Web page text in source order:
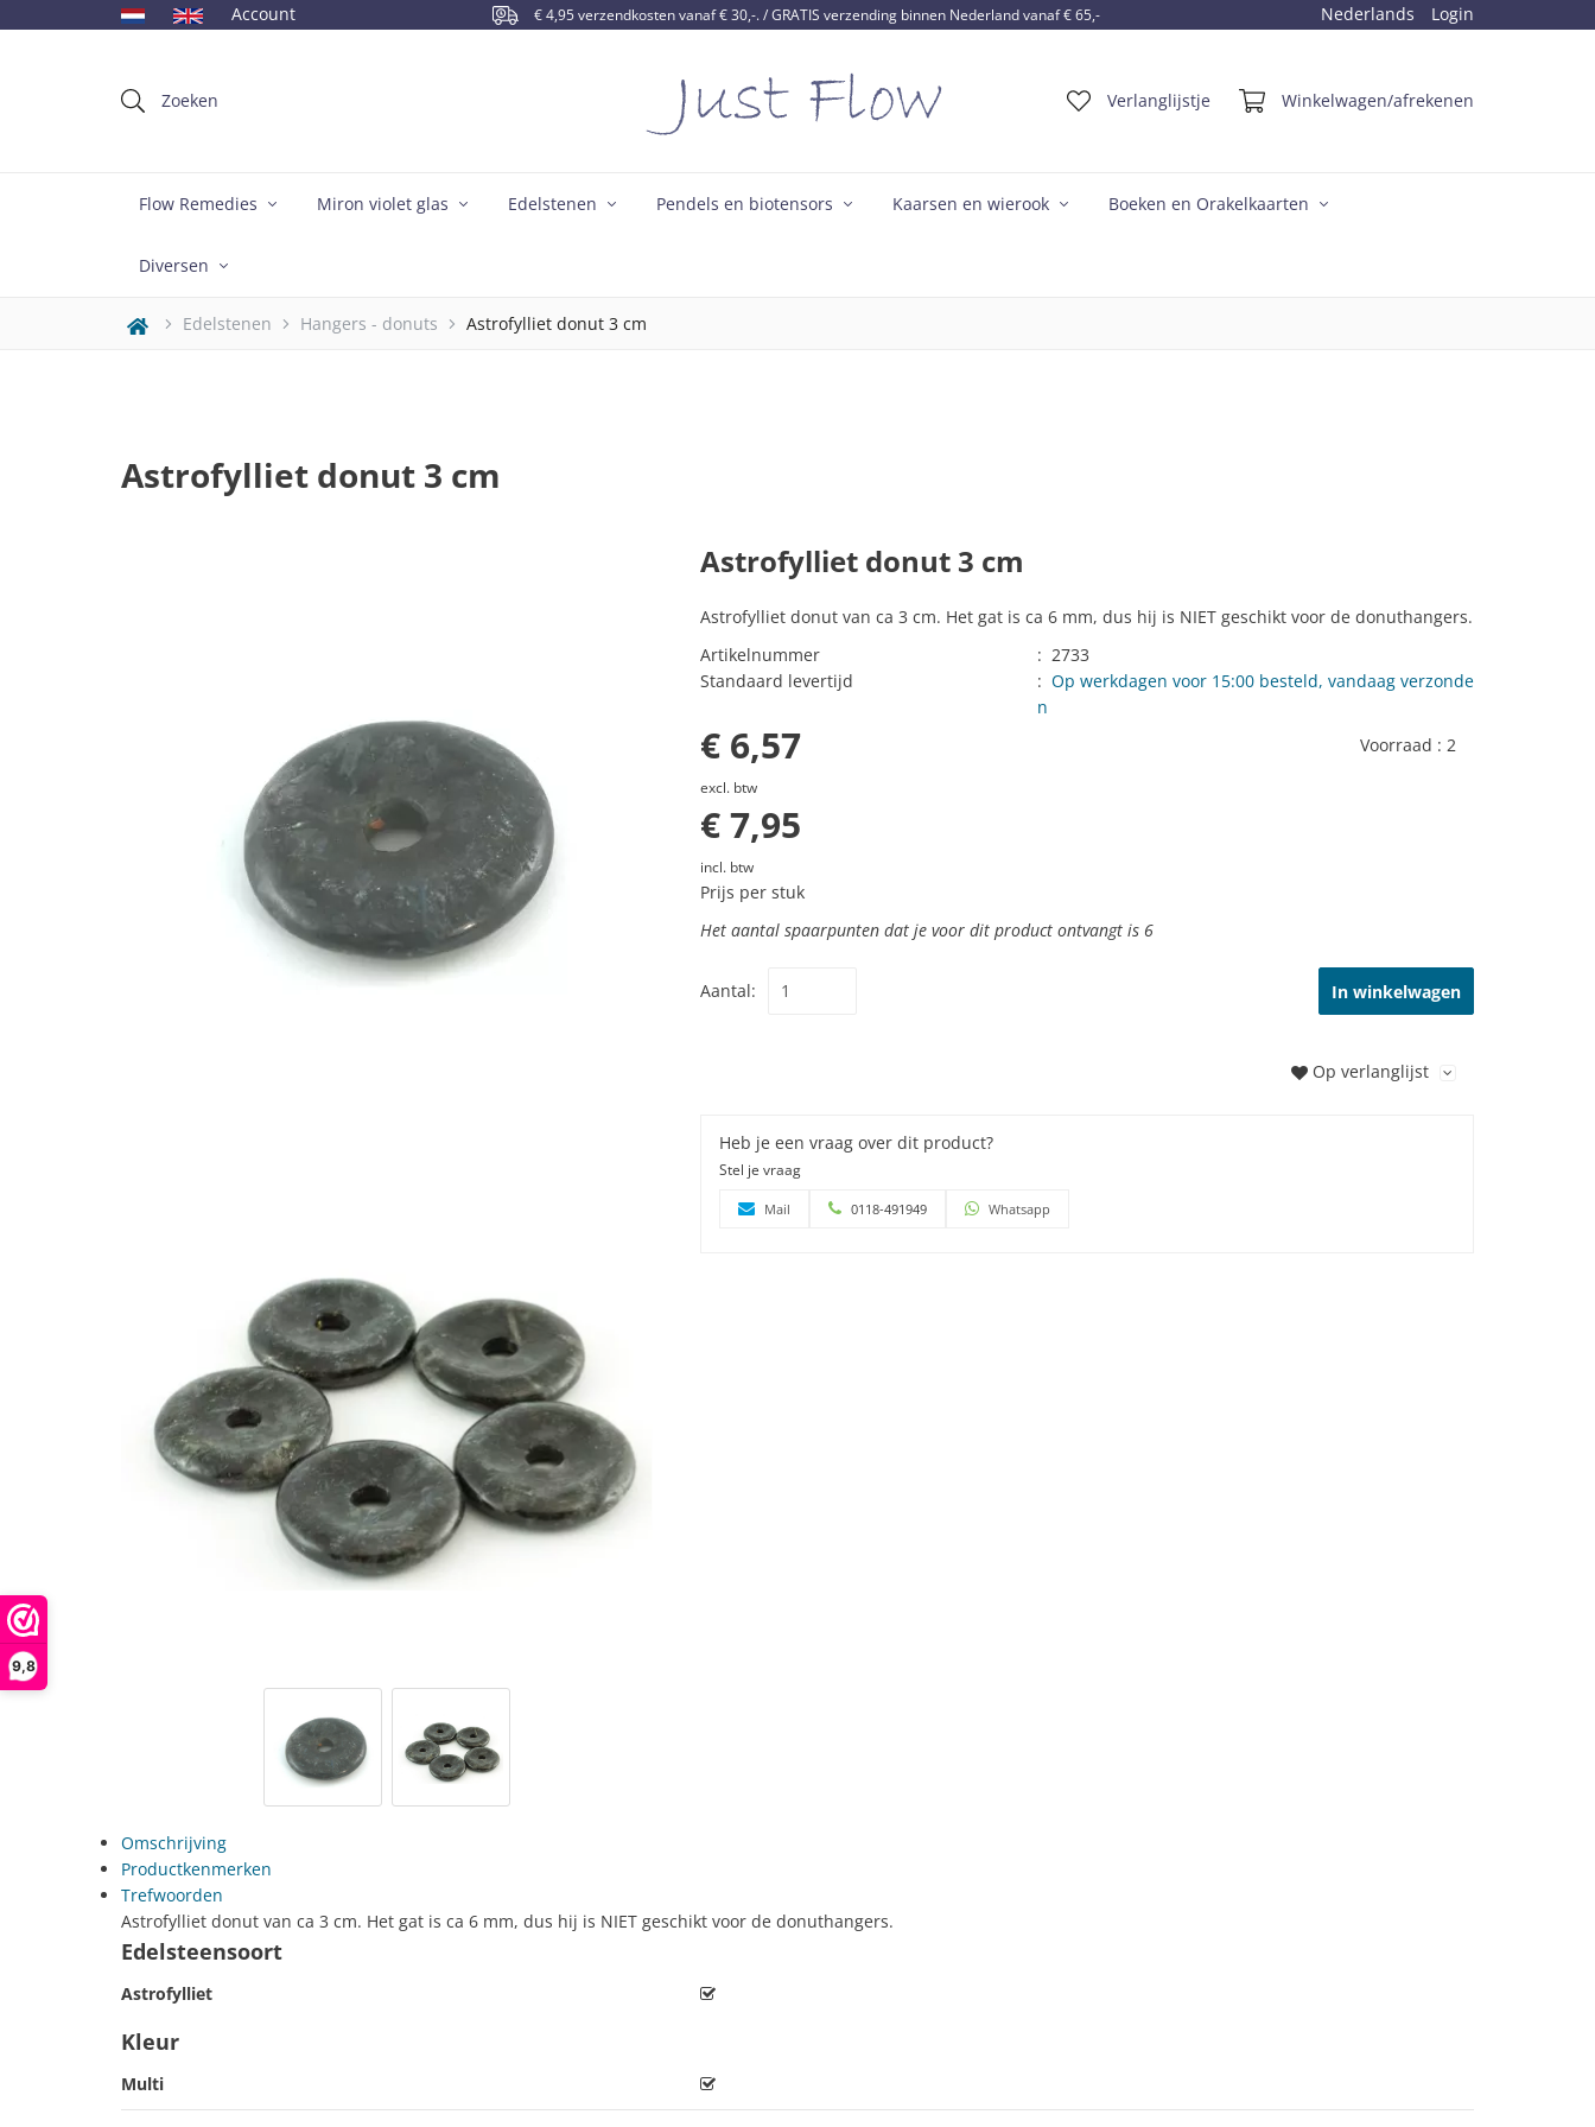
9,8
Account € 4,95 verzendkosten vanaf € 30,-. / GRATIS verzending binnen Nederland vanaf € 65,- Nederlands Login
Zoeken Verlanglijstje Winkelwagen/afrekenen
Flow Remedies Miron violet glas Edelstenen Pendels en biotensors Kaarsen en wierook Boeken en Orakelkaarten
Diversen
Edelstenen Hangers - donuts Astrofylliet donut 3 cm
Astrofylliet donut 3 cm
Astrofylliet donut 3 cm
Astrofylliet donut van ca 3 cm. Het gat is ca 6 mm, dus hij is NIET geschikt voor de donuthangers.
Artikelnummer
: 2733
Standaard levertijd
: Op werkdagen voor 15:00 besteld, vandaag verzonde
n
€ 6,57
excl. btw
€ 7,95
incl. btw
Prijs per stuk
Voorraad : 2
Het aantal spaarpunten dat je voor dit product ontvangt is 6
Aantal: In winkelwagen
Op verlanglijst
Heb je een vraag over dit product?
Stel je vraag
Mail 0118-491949 Whatsapp
Omschrijving
Productkenmerken
Trefwoorden
Astrofylliet donut van ca 3 cm. Het gat is ca 6 mm, dus hij is NIET geschikt voor de donuthangers.
Edelsteensoort
Astrofylliet
Kleur
Multi